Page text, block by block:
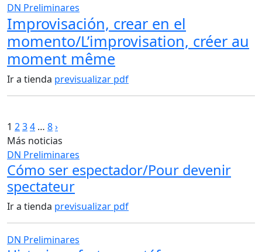
DN Preliminares
Improvisación, crear en el
momento/L’improvisation, créer au
moment même
Ir a tienda previsualizar pdf
Paginación
de
entradas
1 234 … 8›
Más noticias
DN Preliminares
Cómo ser espectador/Pour devenir
spectateur
Ir a tienda previsualizar pdf
DN Preliminares